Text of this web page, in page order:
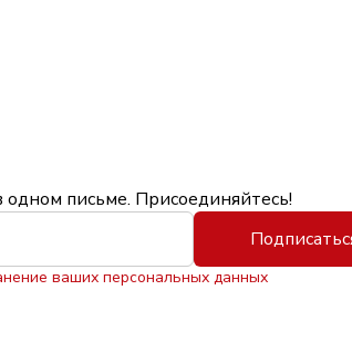
письме. Присоединяйтесь!
ваших персональных данных